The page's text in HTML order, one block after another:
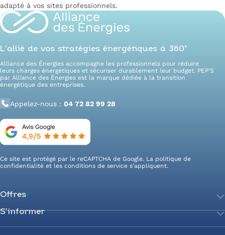
adapté à vos sites professionnels.
L’allié de vos stratégies énergétiques à 360°
Alliance des Énergies accompagne les professionnels pour réduire
leurs charges énergétiques et sécuriser durablement leur budget. PEP’S
par Alliance des Énergies est la marque dédiée à la transition
énergétique des entreprises.
Appelez-nous : 04 72 82 99 28
Ce site est protégé par le reCAPTCHA de Google. La politique de
confidentialité et les conditions de service s’appliquent.
Offres
Achetez votre énergie
Transition énergétique
S’informer
Actualités